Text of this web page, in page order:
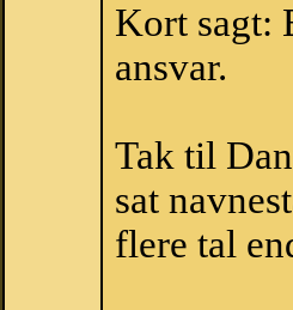
Kort sagt:
ansvar.
Tak til
sat
flere tal